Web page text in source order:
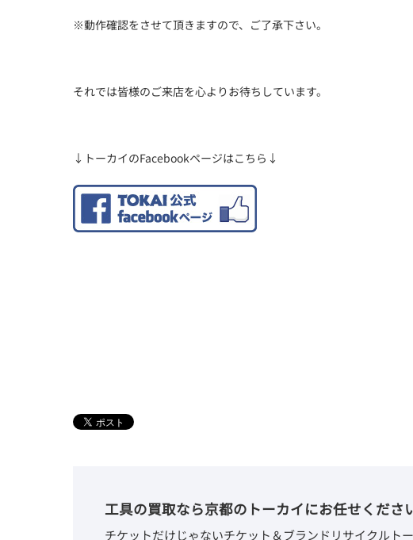
※動作確認をさせて頂きますので、ご了承下さい。
それでは皆様のご来店を心よりお待ちしています。
↓トーカイのFacebookページはこちら↓
工具の買取なら京都のトーカイにお任せくださ
チケットだけじゃないチケット＆ブランドリサイクルト